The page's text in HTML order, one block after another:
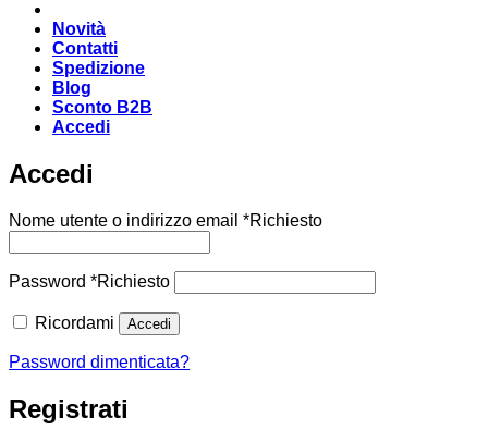
Novità
Contatti
Spedizione
Blog
Sconto B2B
Accedi
Accedi
Nome utente o indirizzo email *Richiesto
Password *Richiesto
Ricordami Accedi
Password dimenticata?
Registrati